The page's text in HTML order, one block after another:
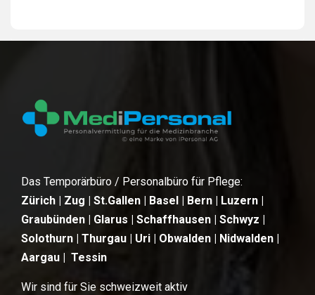
Das Temporärbüro / Personalbüro für Pflege:
Zürich | Zug | St.Gallen | Basel | Bern | Luzern |
Graubünden | Glarus | Schaffhausen | Schwyz |
Solothurn | Thurgau | Uri | Obwalden | Nidwalden |
Aargau | Tessin
Wir sind für Sie schweizweit aktiv